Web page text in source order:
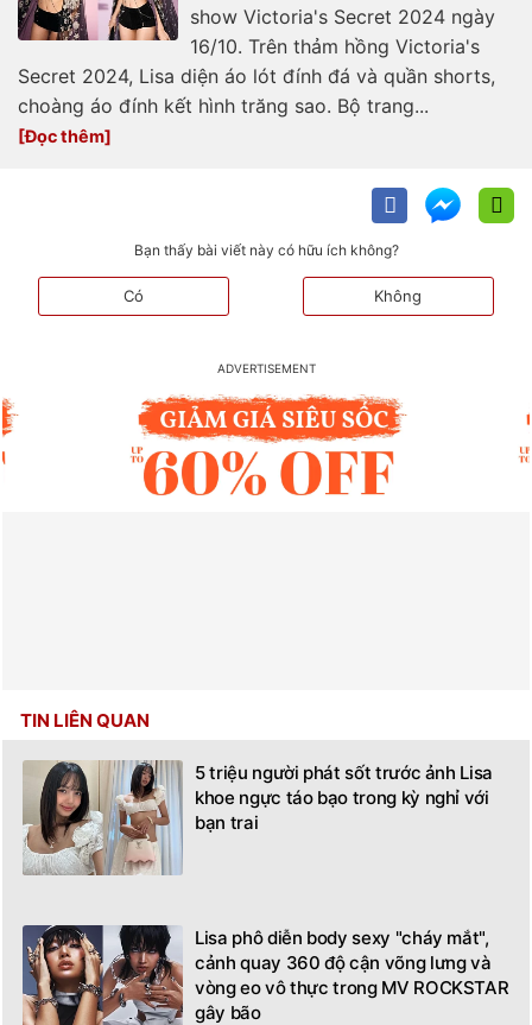
show Victoria's Secret 2024 ngày
16/10. Trên thảm hồng Victoria's
Secret 2024, Lisa diện áo lót đính đá và quần shorts,
choàng áo đính kết hình trăng sao. Bộ trang...
Bạn thấy bài viết này có hữu ích không?
Có Không
TIN LIÊN QUAN
5 triệu người phát sốt trước ảnh Lisa
khoe ngực táo bạo trong kỳ nghỉ với
bạn trai
Lisa phô diễn body sexy "cháy mắt",
cảnh quay 360 độ cận võng lưng và
vòng eo vô thực trong MV ROCKSTAR
gây bão